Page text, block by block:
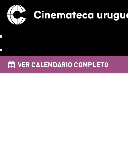
VER CALENDARIO COMPLETO